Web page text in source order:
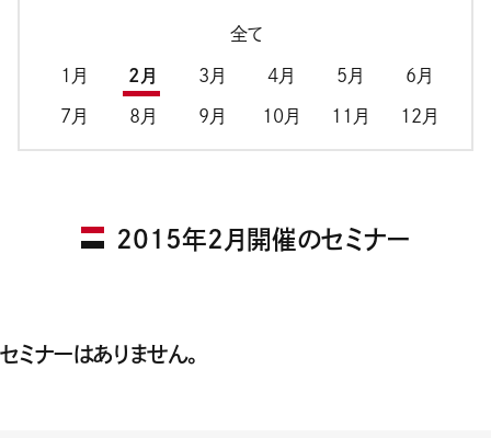
全て
1月 2月 3月 4月 5月 6月
7月 8月 9月 10月 11月 12月
2015年2月開催のセミナー
セミナーはありません。